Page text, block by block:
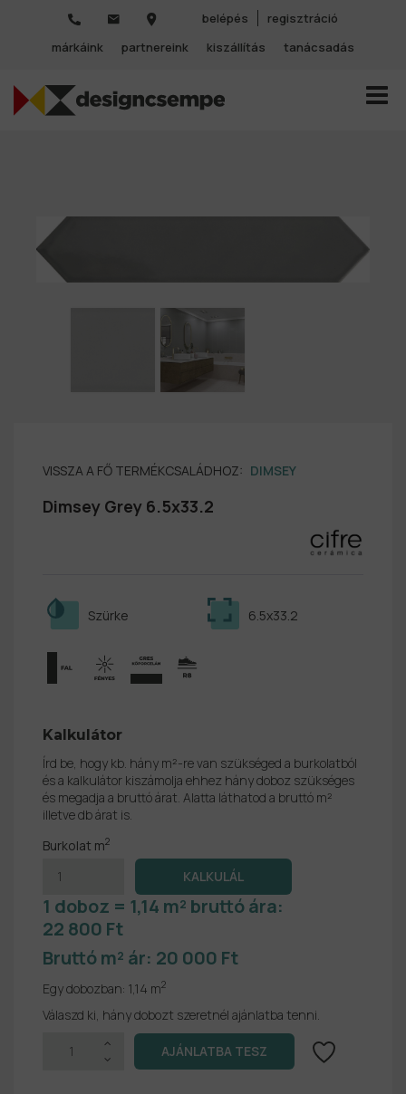
belépés
regisztráció
márkáink
partnereink kiszállítás tanácsadás
VISSZA A FŐ TERMÉKCSALÁDHOZ: DIMSEY
Dimsey Grey 6.5x33.2
6.5x33.2
Szürke
Kalkulátor
Írd be, hogy kb. hány m²-re van szükséged a burkolatból
és a kalkulátor kiszámolja ehhez hány doboz szükséges
és megadja a bruttó árat. Alatta láthatod a bruttó m²
illetve db árat is.
Burkolat m2
1 doboz = 1,14 m² bruttó ára:
22 800 Ft
Bruttó m² ár: 20 000 Ft
Egy dobozban: 1,14 m2
Válaszd ki, hány dobozt szeretnél ajánlatba tenni.